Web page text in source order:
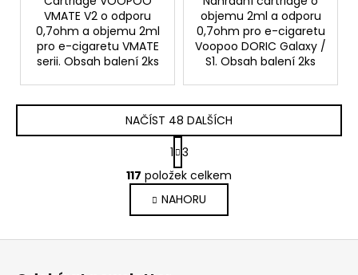
VMATE V2 o odporu
0,7ohm a objemu 2ml
pro e-cigaretu VMATE
serii. Obsah balení 2ks
objemu 2ml a odporu
0,7ohm pro e-cigaretu
Voopoo DORIC Galaxy /
S1. Obsah balení 2ks
O
v
l
á
d
NAČÍST 48 DALŠÍCH
S
t
r
á
n
k
o
1 3
117 položek celkem
NAHORU